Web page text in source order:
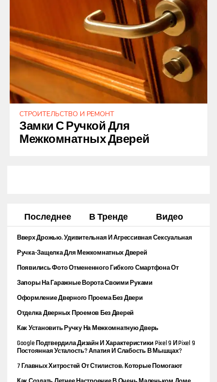
СТРОИТЕЛЬСТВО И РЕМОНТ
Замки С Ручкой Для
Межкомнатных Дверей
Последнее В Тренде Видео
Вверх Дрожью. Удивительная И Агрессивная Сексуальная
Ручка-Защелка Для Межкомнатных Дверей
Появились Фото Отмененного Гибкого Смартфона От
Запоры На Гаражные Ворота Своими Руками
Оформление Дверного Проема Без Двери
Отделка Дверных Проемов Без Дверей
Как Установить Ручку На Межкомнатную Дверь
Google Подтвердила Дизайн И Характеристики Pixel 9 И Pixel 9
Pro Fold
Постоянная Усталость? Апатия И Слабость В Мышцах?
7 Главных Хитростей От Стилистов, Которые Помогают